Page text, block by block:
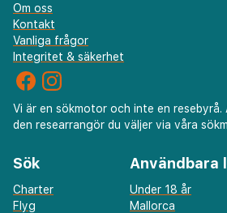
Om oss
Kontakt
Vanliga frågor
Integritet & säkerhet
Vi är en sökmotor och inte en resebyrå.
den researrangör du väljer via våra
Sök
Charter
Flyg
Användbara
Under 18 år
Mallorca